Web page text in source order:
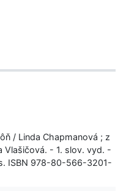
/ Linda Chapmanová ; z
Vlašičová. - 1. slov. vyd. -
ISBN 978-80-566-3201-